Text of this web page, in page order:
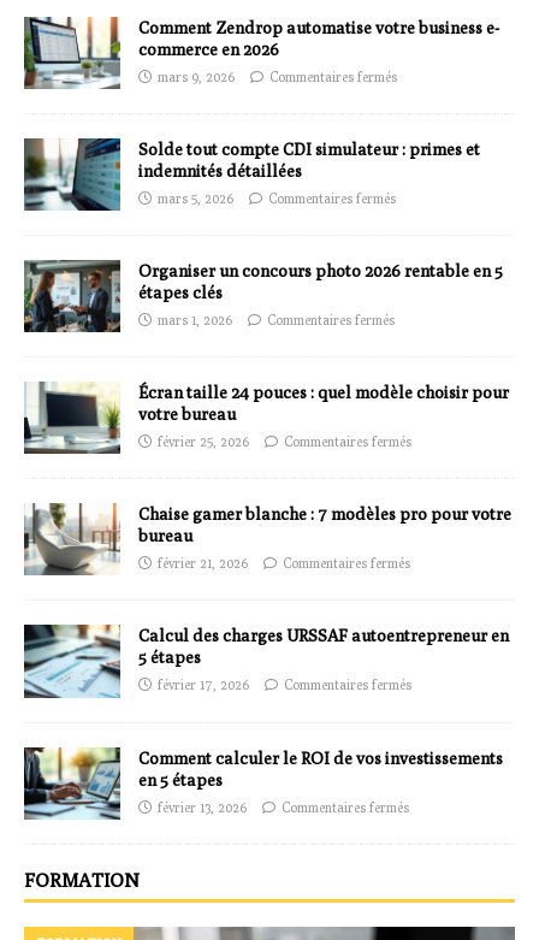
Comment Zendrop automatise votre business e-
commerce en 2026
mars 9, 2026 Commentaires fermés
Solde tout compte CDI simulateur : primes et
indemnités détaillées
mars 5, 2026 Commentaires fermés
Organiser un concours photo 2026 rentable en 5
étapes clés
mars 1, 2026 Commentaires fermés
Écran taille 24 pouces : quel modèle choisir pour
votre bureau
février 25, 2026 Commentaires fermés
Chaise gamer blanche : 7 modèles pro pour votre
bureau
février 21, 2026 Commentaires fermés
Calcul des charges URSSAF autoentrepreneur en
5 étapes
février 17, 2026 Commentaires fermés
Comment calculer le ROI de vos investissements
en 5 étapes
février 13, 2026 Commentaires fermés
FORMATION